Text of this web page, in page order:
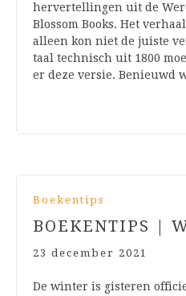
hervertellingen uit de
Blossom Books. Het
alleen kon niet de juiste
taal technisch uit 1800
er deze versie. Benieuwd
Boekentips
BOEKENTIPS |
23 december 2021
De winter is gisteren